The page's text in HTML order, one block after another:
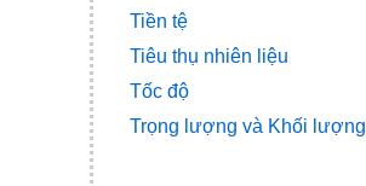
Tiền tệ
Tiêu thụ nhiên liệu
Tốc độ
Trọng lượng và Khối lượng